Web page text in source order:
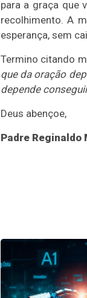
para a graça que
recolhimento. A
esperança, sem
Termino citando
que da oração
depende
Deus abençoe,
Padre Reginaldo